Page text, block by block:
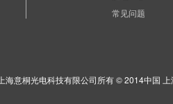
常见问题
上海意桐光电科技有限公司所有 © 2014中国